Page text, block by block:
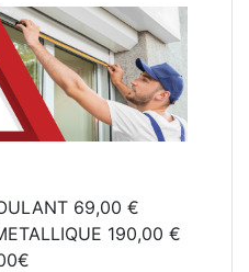
69,00 €
190,00 €